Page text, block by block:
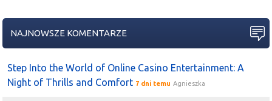
NAJNOWSZE KOMENTARZE
Step Into the World of Online Casino Entertainment: A
Night of Thrills and Comfort 7 dni temu Agnieszka